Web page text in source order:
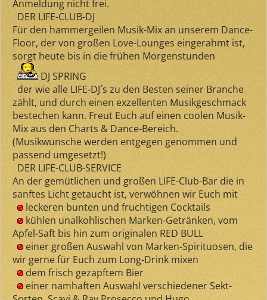
Anmeldung nicht frei.
DER LIFE-CLUB-DJ
Für den hammergeilen Musik-Mix an unserem Dance-
Floor, der von großen Love-Lounges eingerahmt ist,
sorgt heute bis in die frühen Morgenstunden
DJ SPRING
der wie alle LIFE-DJ´s zu den Besten seiner Branche
zählt, und durch einen exzellenten Musikgeschmack
bestechen kann. Freut Euch auf einen coolen Musik-
Mix aus den Charts & Dance-Bereich.
(Musikwünsche werden entgegen genommen und
passend umgesetzt!)
DER LIFE-CLUB-SERVICE
An der gemütlichen und großen LIFE-Club-Bar die in
sanftes Licht getaucht ist, verwöhnen wir Euch mit
leckeren bunten und fruchtigen Cocktails
kühlen unalkohlischen Marken-Getränken, vom
Apfel-Saft bis hin zum originalen RED BULL
einer großen Auswahl von Marken-Spirituosen, die
wir gerne für Euch zum Long-Drink mixen
dem frisch gezapftem Bier
einer namhaften Auswahl verschiedener Sekt-